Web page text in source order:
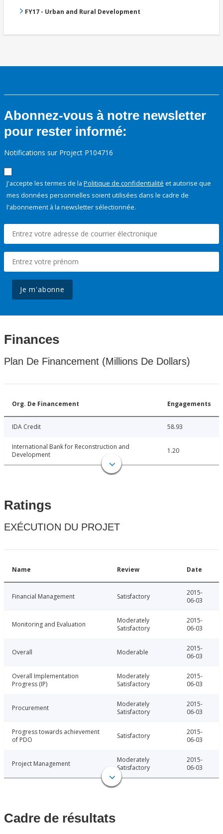
FY17 - Urban and Rural Development
Abonnez-vous à notre newsletter
pour rester informé:
Notifications sur Project P104716
J'accepte les termes de la Politique de confidentialité et autorise que
mes données personnelles soient utilisées dans le cadre de
l'abonnement à la newsletter sélectionnée.
Je m'abonne
Finances
Plan De Financement (Millions De Dollars)
Org. De Financement Engagements
IDA Credit 58.93
International Bank for Reconstruction and
Development
1.20
Ratings
EXÉCUTION DU PROJET
Name Review Date
Financial Management Satisfactory
2015-
06-03
Monitoring and Evaluation
Moderately
Satisfactory
2015-
06-03
Overall Moderable
2015-
06-03
Overall Implementation
Progress (IP)
Moderately
Satisfactory
2015-
06-03
Procurement
Moderately
Satisfactory
2015-
06-03
Progress towards achievement
of PDO
Satisfactory
2015-
06-03
Project Management
Moderately
Satisfactory
2015-
06-03
Cadre de résultats